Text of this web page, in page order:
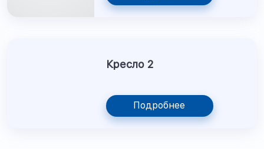
Кресло 2
Подробнее